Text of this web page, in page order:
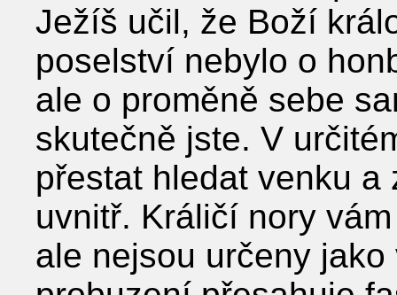
Ježíš učil, že Boží
poselství nebylo o
ale o proměně sebe
skutečně jste. V
přestat hledat venku
uvnitř. Králičí nory
ale nejsou určeny